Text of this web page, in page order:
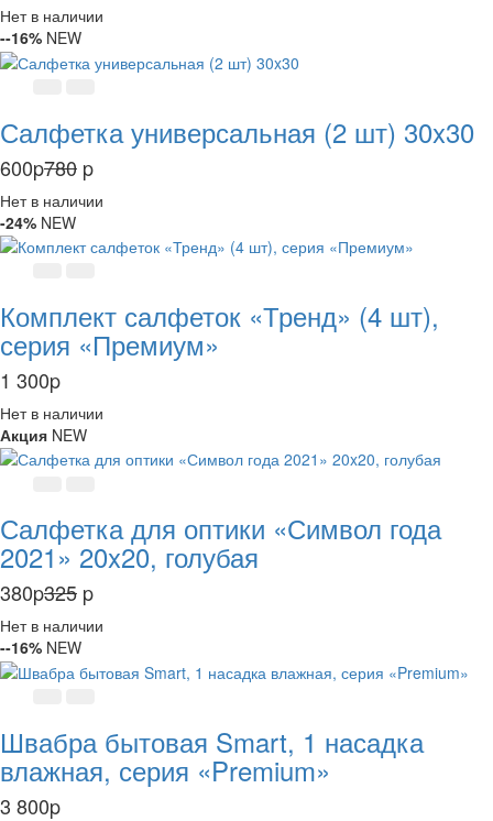
Нет в наличии
--16% NEW
Салфетка универсальная (2 шт) 30x30
600p780 p
Нет в наличии
-24% NEW
Комплект салфеток «Тренд» (4 шт),
серия «Премиум»
1 300p
Нет в наличии
Акция NEW
Салфетка для оптики «Символ года
2021» 20x20, голубая
380p325 p
Нет в наличии
--16% NEW
Швабра бытовая Smart, 1 насадка
влажная, серия «Premium»
3 800p